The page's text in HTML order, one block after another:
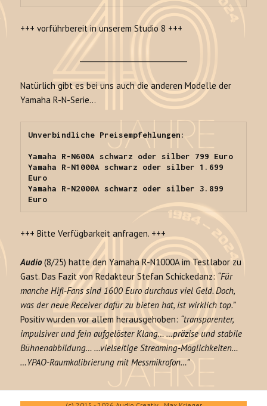
+++ vorführbereit in unserem Studio 8 +++
Natürlich gibt es bei uns auch die anderen Modelle der
Yamaha R-N-Serie…
Unverbindliche Preisempfehlungen:
Yamaha R-N600A schwarz oder silber 799 Euro
Yamaha R-N1000A schwarz oder silber 1.699
Euro
Yamaha R-N2000A schwarz oder silber 3.899
Euro
+++ Bitte Verfügbarkeit anfragen. +++
Audio(8/25) hatte den Yamaha R-N1000A im Testlabor zu
Gast. Das Fazit von Redakteur Stefan Schickedanz: “Für
manche Hifi-Fans sind 1600 Euro durchaus viel Geld. Doch,
was der neue Receiver dafür zu bieten hat, ist wirklich top.”
Positiv wurden vor allem herausgehoben: “transparenter,
impulsiver und fein aufgelöster Klang… …präzise und stabile
Bühnenabbildung… …vielseitige Streaming-Möglichkeiten…
…YPAO-Raumkalibrierung mit Messmikrofon…”